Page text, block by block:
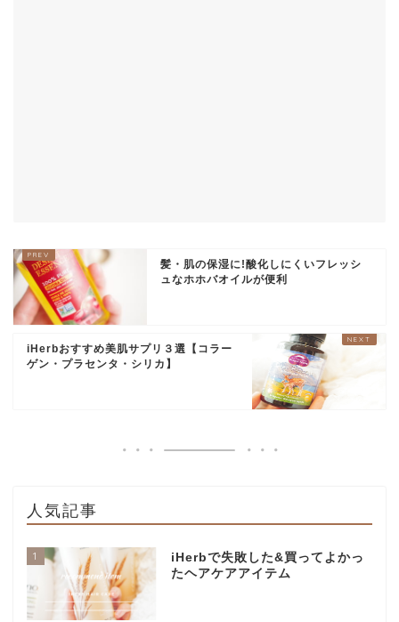
髪・肌の保湿に!酸化しにくいフレッシ
ュなホホバオイルが便利
iHerbおすすめ美肌サプリ３選【コラー
ゲン・プラセンタ・シリカ】
人気記事
1
iHerbで失敗した&買ってよかっ
たヘアケアアイテム